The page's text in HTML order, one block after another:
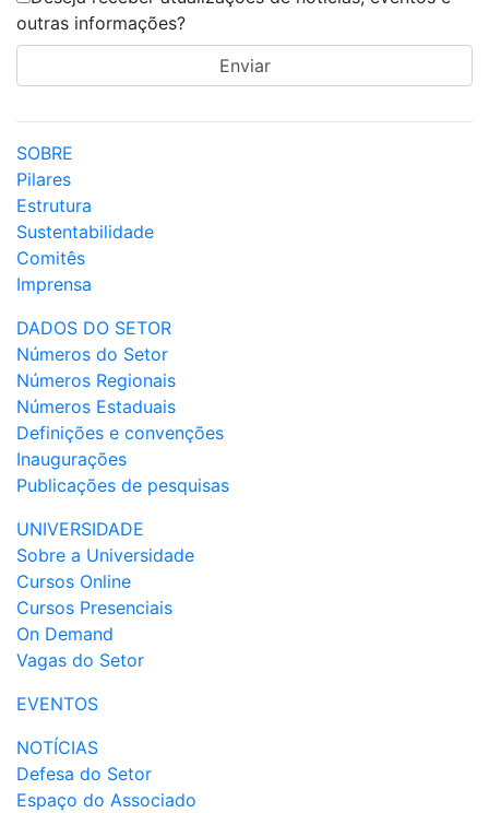
outras informações?
SOBRE
Pilares
Estrutura
Sustentabilidade
Comitês
Imprensa
DADOS DO SETOR
Números do Setor
Números Regionais
Números Estaduais
Definições e convenções
Inaugurações
Publicações de pesquisas
UNIVERSIDADE
Sobre a Universidade
Cursos Online
Cursos Presenciais
On Demand
Vagas do Setor
EVENTOS
NOTÍCIAS
Defesa do Setor
Espaço do Associado